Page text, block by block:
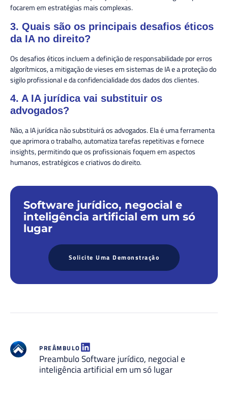
focarem em estratégias mais complexas.
3. Quais são os principais desafios éticos
da IA no direito?
Os desafios éticos incluem a definição de responsabilidade por erros
algorítmicos, a mitigação de vieses em sistemas de IA e a proteção do
sigilo profissional e da confidencialidade dos dados dos clientes.
4. A IA jurídica vai substituir os
advogados?
Não, a IA jurídica não substituirá os advogados. Ela é uma ferramenta
que aprimora o trabalho, automatiza tarefas repetitivas e fornece
insights, permitindo que os profissionais foquem em aspectos
humanos, estratégicos e criativos do direito.
Software jurídico, negocial e
inteligência artificial em um só
lugar
Solicite Uma Demonstração
PREÂMBULO
Preambulo Software jurídico, negocial e
inteligência artificial em um só lugar